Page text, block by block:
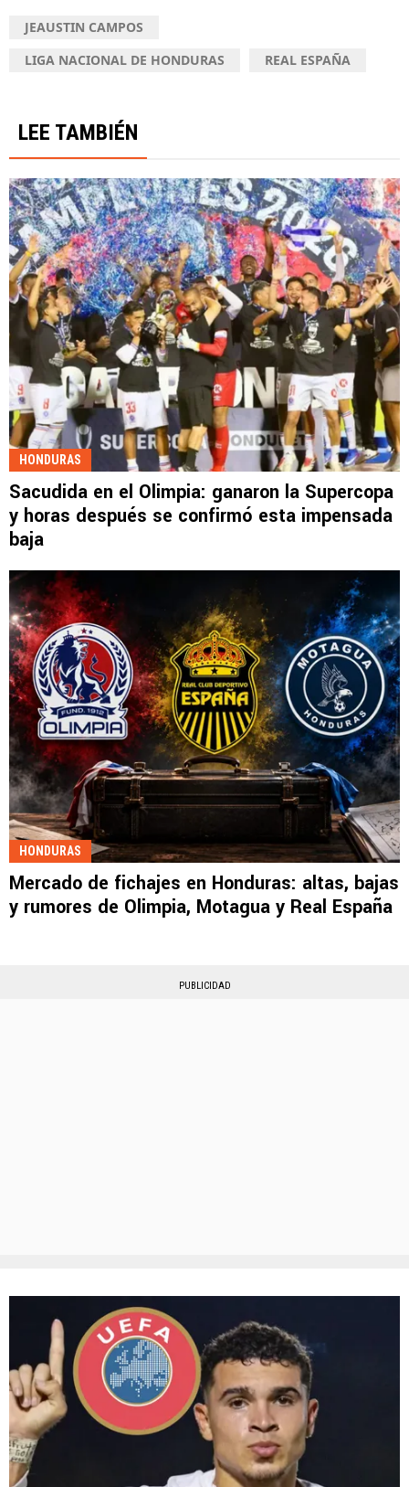
JEAUSTIN CAMPOS
LIGA NACIONAL DE HONDURAS
REAL ESPAÑA
LEE TAMBIÉN
HONDURAS
Sacudida en el Olimpia: ganaron la Supercopa
y horas después se confirmó esta impensada
baja
HONDURAS
Mercado de fichajes en Honduras: altas, bajas
y rumores de Olimpia, Motagua y Real España
PUBLICIDAD